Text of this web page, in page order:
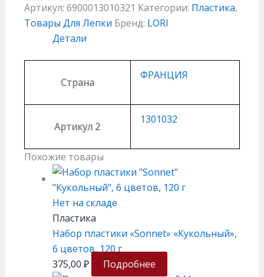
Артикул: 6900013010321 Категории: Пластика,
Товары Для Лепки Бренд: LORI
Детали
Страна
ФРАНЦИЯ
Артикул 2
1301032
Похожие товары
Нет на складе
Пластика
Набор пластики «Sonnet» «Кукольный»,
6 цветов, 120 г
375,00 ₽ Подробнее